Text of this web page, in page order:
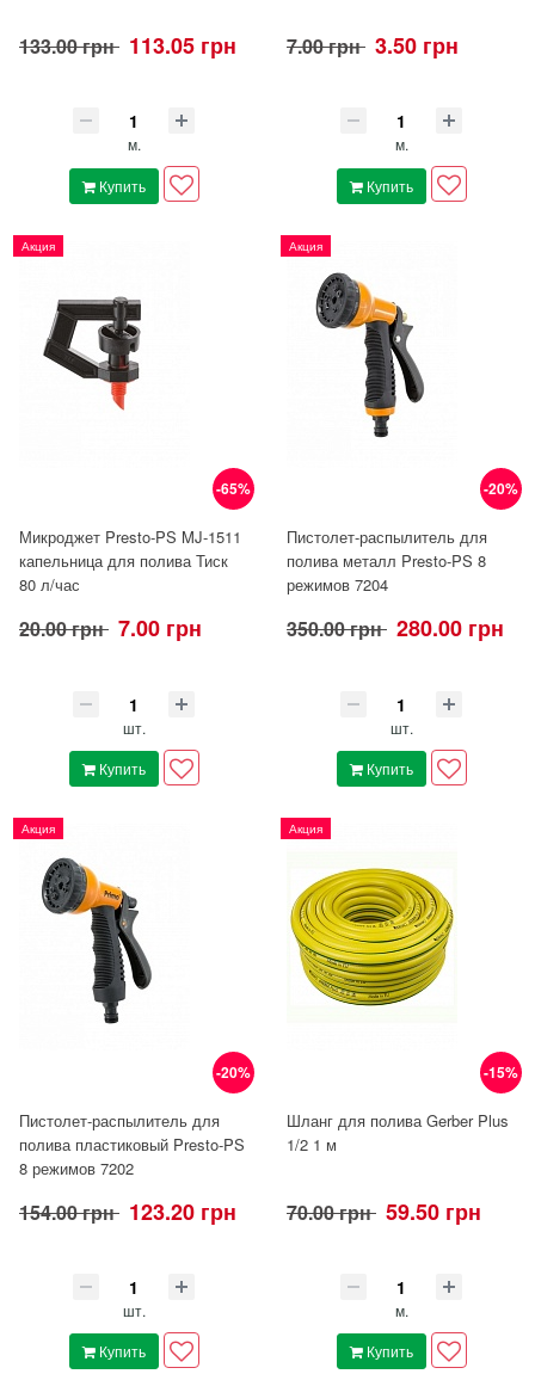
133.00 грн 113.05 грн
м.
Купить
7.00 грн 3.50 грн
м.
Купить
-65%
Акция
Микроджет Presto-PS MJ-1511
капельница для полива Тиск
80 л/час
20.00 грн 7.00 грн
шт.
Купить
-20%
Акция
Пистолет-распылитель для
полива металл Presto-PS 8
режимов 7204
350.00 грн 280.00 грн
шт.
Купить
-20%
Акция
Пистолет-распылитель для
полива пластиковый Presto-PS
8 режимов 7202
154.00 грн 123.20 грн
шт.
Купить
-15%
Акция
Шланг для полива Gerber Plus
1/2 1 м
70.00 грн 59.50 грн
м.
Купить